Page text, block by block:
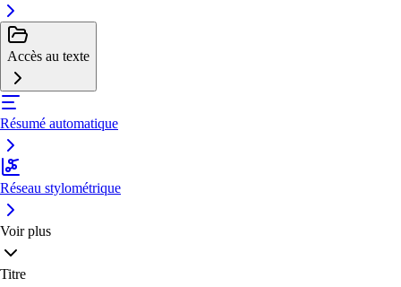
Accès au texte
Résumé automatique
Réseau stylométrique
Voir plus
Titre